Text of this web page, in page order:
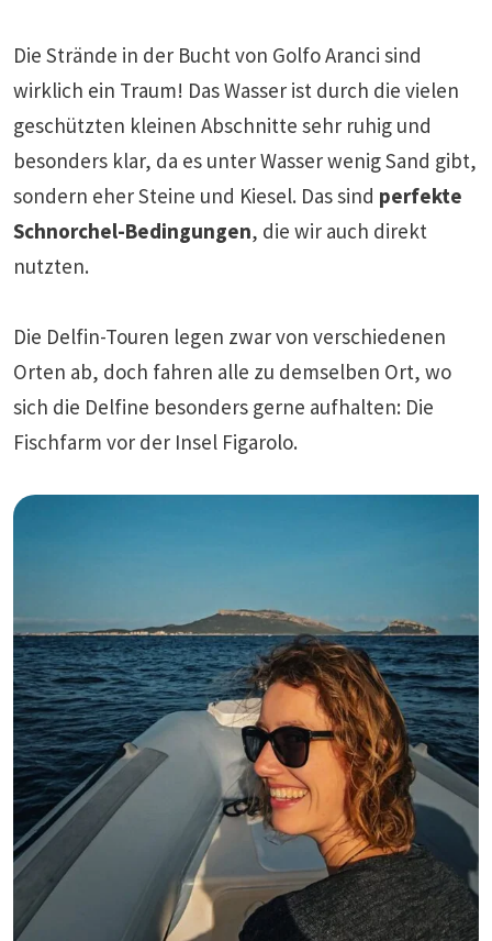
Die Strände in der Bucht von Golfo Aranci sind
wirklich ein Traum! Das Wasser ist durch die vielen
geschützten kleinen Abschnitte sehr ruhig und
besonders klar, da es unter Wasser wenig Sand gibt,
sondern eher Steine und Kiesel. Das sind perfekte
Schnorchel-Bedingungen, die wir auch direkt
nutzten.
Die Delfin-Touren legen zwar von verschiedenen
Orten ab, doch fahren alle zu demselben Ort, wo
sich die Delfine besonders gerne aufhalten: Die
Fischfarm vor der Insel Figarolo.